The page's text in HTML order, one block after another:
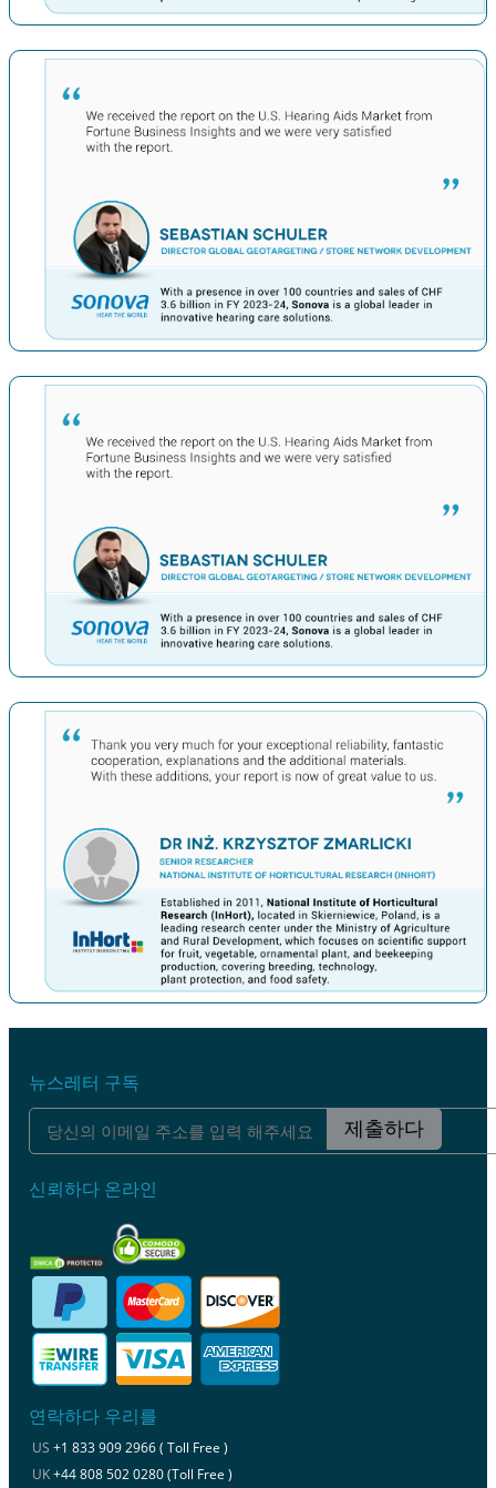
뉴스레터 구독
제출하다
신뢰하다 온라인
연락하다 우리를
US +1 833 909 2966 ( Toll Free )
UK+44 808 502 0280 (Toll Free )